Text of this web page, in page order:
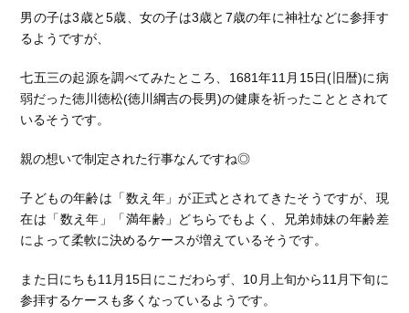
男の子は3歳と5歳、女の子は3歳と7歳の年に神社などに参拝す
るようですが、
七五三の起源を調べてみたところ、1681年11月15日(旧暦)に病
弱だった徳川徳松(徳川綱吉の長男)の健康を祈ったこととされて
いるそうです。
親の想いで制定された行事なんですね◎
子どもの年齢は「数え年」が正式とされてきたそうですが、現
在は「数え年」「満年齢」どちらでもよく、兄弟姉妹の年齢差
によって柔軟に決めるケースが増えているそうです。
また日にちも11月15日にこだわらず、10月上旬から11月下旬に
参拝するケースも多くなっているようです。